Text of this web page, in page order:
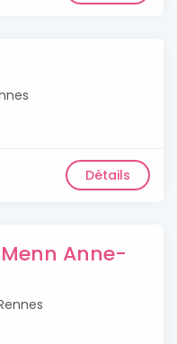
Détails
Anne-